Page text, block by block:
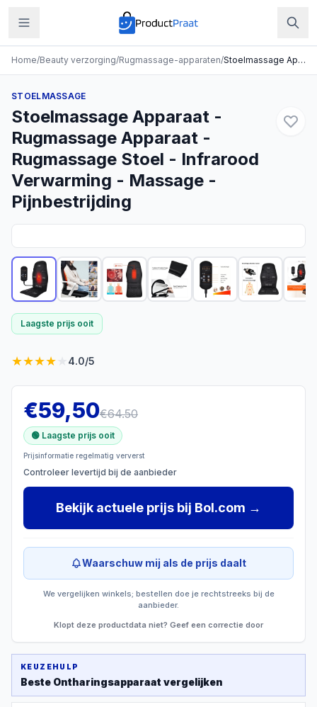
Home/Beauty verzorging/Rugmassage-apparaten/ Stoelmassage Apparaat - Rugmassage Apparaat - Rugmassage Stoel - Infrarood Verwarming - Massage - Pijnbestrijding
STOELMASSAGE
Stoelmassage Apparaat -
Rugmassage Apparaat -
Rugmassage Stoel - Infrarood
Verwarming - Massage -
Pijnbestrijding
Laagste prijs ooit
★★★★ 4.0/5
€59,50€64.50
🟢 Laagste prijs ooit
Prijsinformatie regelmatig ververst
Controleer levertijd bij de aanbieder
Bekijk actuele prijs bij Bol.com →
Waarschuw mij als de prijs daalt
We vergelijken winkels; bestellen doe je rechtstreeks bij de
aanbieder.
Klopt deze productdata niet? Geef een correctie door
KEUZEHULP
Beste Ontharingsapparaat vergelijken